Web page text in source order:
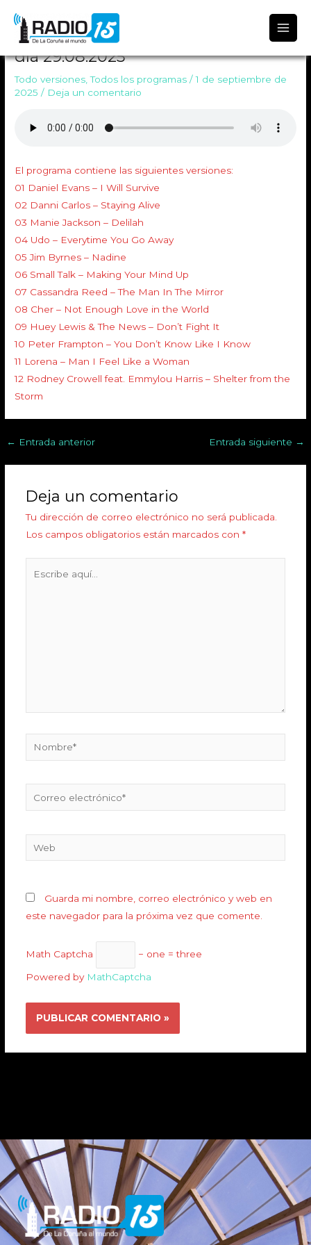
TODO VERSIONES 2010 Emitido el
día 29.08.2025
Todo versiones ,Todos los programas /1 de septiembre de
2025/ Deja un comentario
El programa contiene las siguientes versiones:
01 Daniel Evans – I Will Survive
02 Danni Carlos – Staying Alive
03 Manie Jackson – Delilah
04 Udo – Everytime You Go Away
05 Jim Byrnes – Nadine
06 Small Talk – Making Your Mind Up
07 Cassandra Reed – The Man In The Mirror
08 Cher – Not Enough Love in the World
09 Huey Lewis & The News – Don’t Fight It
10 Peter Frampton – You Don’t Know Like I Know
11 Lorena – Man I Feel Like a Woman
12 Rodney Crowell feat. Emmylou Harris – Shelter from the
Storm
← Entrada anterior Entrada siguiente →
Deja un comentario
Tu dirección de correo electrónico no será publicada.
Los campos obligatorios están marcados con *
Guarda mi nombre, correo electrónico y web en
este navegador para la próxima vez que comente.
Math Captcha − one = three
Powered by MathCaptcha